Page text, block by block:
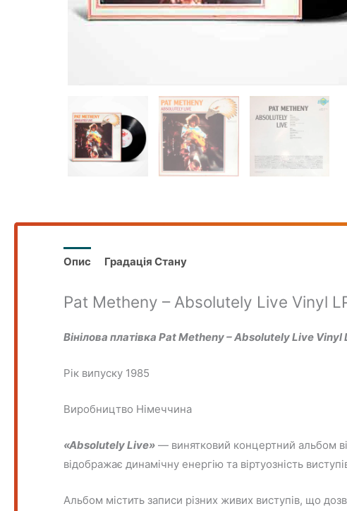
Опис Градація Стану
Pat Metheny – Absolutely Live Vinyl
Вінілова платівка Pat Metheny – Absolutely Live Vinyl
Рік випуску 1985
Виробництво Нiмеччина
«Absolutely Live» — винятковий концертний альбом
відображає динамічну енергію та віртуозність
Альбом містить записи різних живих виступів, що